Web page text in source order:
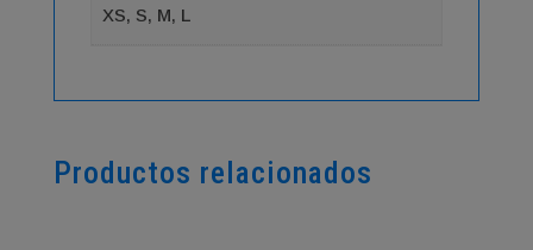
XS, S, M, L
Productos relacionados